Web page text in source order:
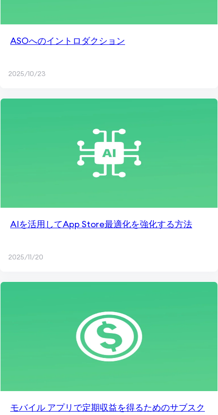
ASOへのイントロダクション
2025/10/23
AIを活用してApp Store最適化を強化する方法
2025/11/20
モバイル アプリで定期収益を得るためのサブスク